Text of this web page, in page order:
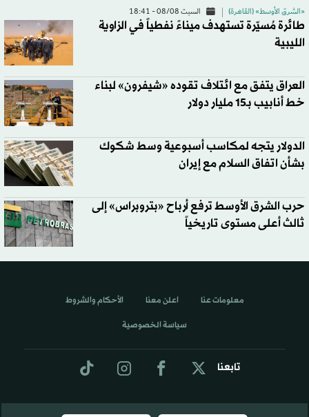
«الشرق الأوسط» (القاهرة) السبت 08/08 - 18:41
طائرة مُسيّرة تستهدف ميناءً نفطياً في الزاوية
الليبية
العراق يتفق مع ائتلاف تقوده «شيفرون» لبناء
خط أنابيب بـ15 مليار دولار
الدولار يتجه لمكاسب أسبوعية وسط شكوك
بشأن اتفاق السلام مع إيران
حرب الشرق الأوسط ترفع أرباح «بتروبراس» إلى
ثالث أعلى مستوى تاريخياً
تابعنا
معلومات عنا اعلن معنا الأحكام والشروط
سياسة الخصوصية